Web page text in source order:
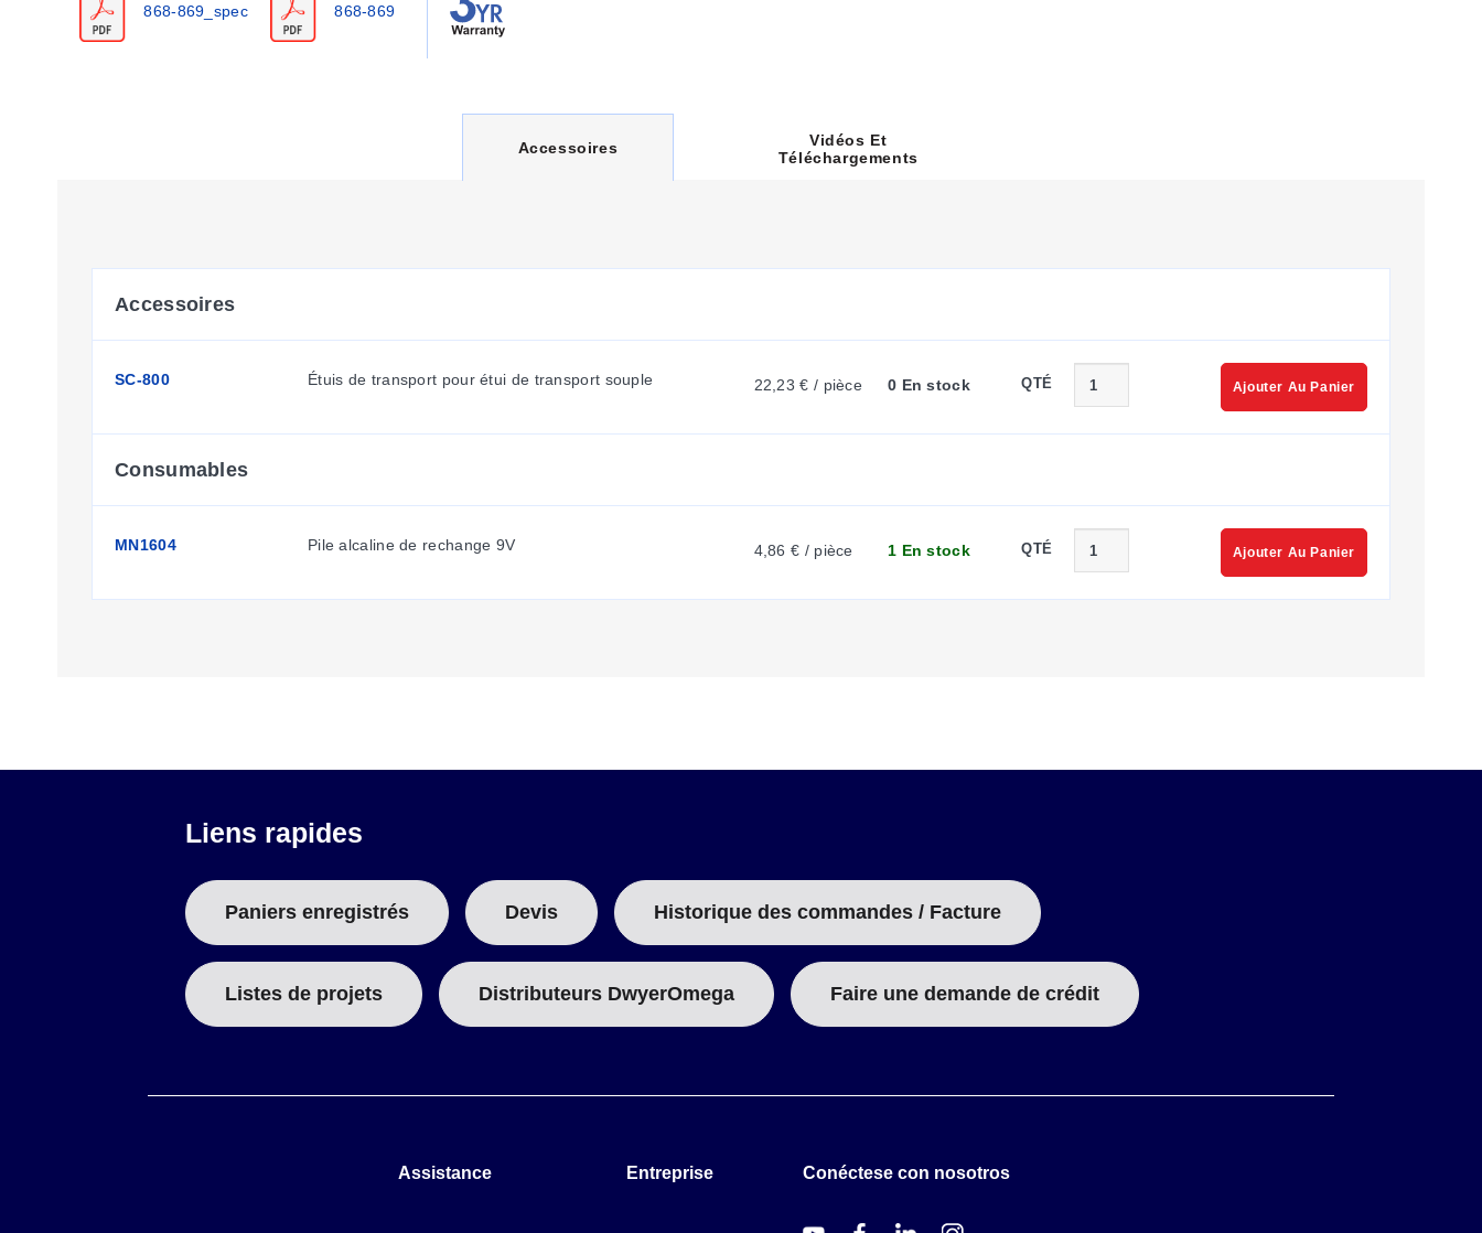
868-869_spec 868-869
C
R
Accessoires
Vidéos Et
Téléchargements
Accessoires
SC-800 Étuis de transport pour étui de transport souple 22,23 € / pièce 0 En stock QTÉ Ajouter Au Panier
Consumables
MN1604 Pile alcaline de rechange 9V 4,86 € / pièce 1 En stock QTÉ Ajouter Au Panier
Liens rapides
Paniers enregistrés Devis Historique des commandes / Facture
Listes de projets Distributeurs DwyerOmega Faire une demande de crédit
Assistance Entreprise Conéctese con nosotros